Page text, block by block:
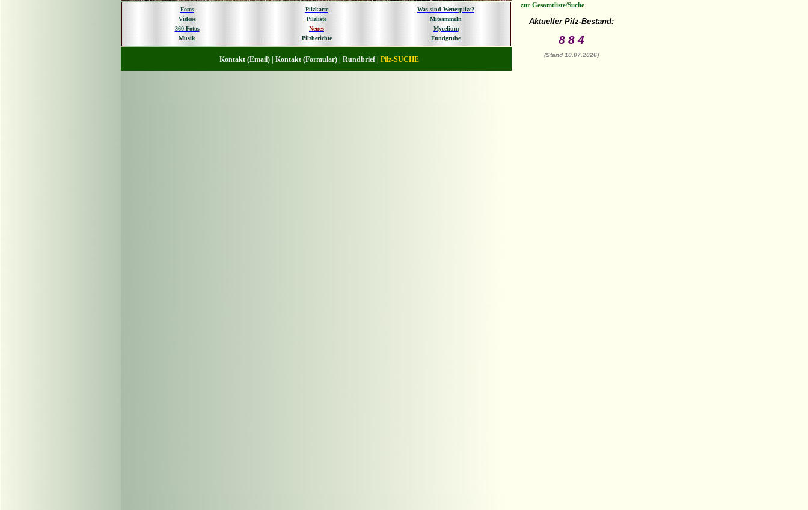
Fotos
Videos
360 Fotos
Musik
Pilzkarte
Pilzliste
Neues
Pilzberichte
Was sind Wetterpilze?
Mitsammeln
Mycelium
Fundgrube
Kontakt (Email) | Kontakt (Formular) | Rundbrief | Pilz-SUCHE
zur Gesamtliste/Suche
Aktueller Pilz-Bestand:
8 8 4
(Stand 10.07.2026)